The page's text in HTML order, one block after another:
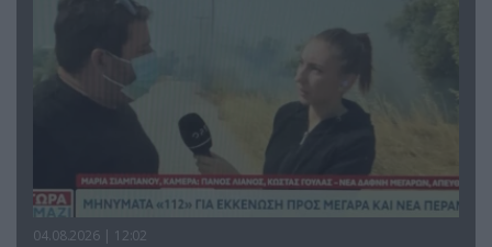
04.08.2026 | 12:02